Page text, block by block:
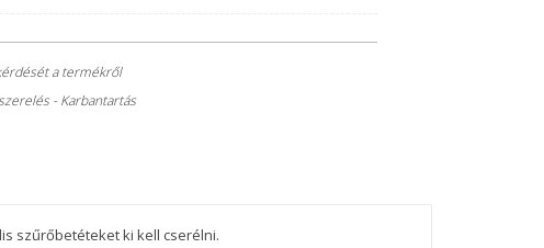
a termékről
- Karbantartás
szűrőbetéteket ki kell cserélni.